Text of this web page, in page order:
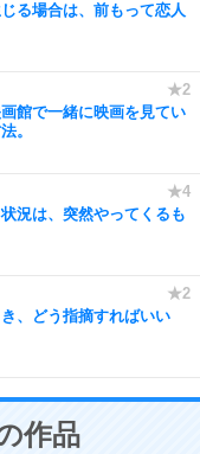
る場合は、前もって恋人
館で一緒に映画を見てい
。
況は、突然やってくるも
、どう指摘すればいい
作品